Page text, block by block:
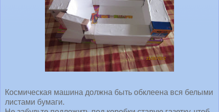
Космическая машина должна быть обклеена вся белыми
листами бумаги.